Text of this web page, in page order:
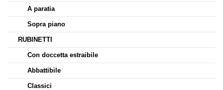
A paratia
Sopra piano
RUBINETTI
Con doccetta estraibile
Abbattibile
Classici